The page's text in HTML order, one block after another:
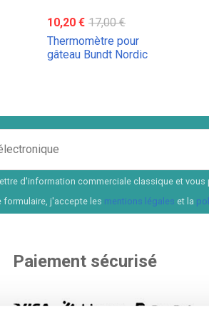
10,20 € 17,00 €
Thermomètre pour
gâteau Bundt Nordic
d'information commerciale classique et
formulaire, j'accepte les mentions légales et la
Paiement sécurisé